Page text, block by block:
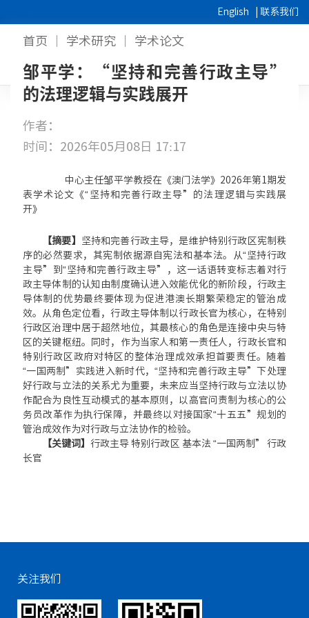
English 联系我们
首页 学术研究 学术论文
邹平学：“坚持和完善行政主导”
的法理逻辑与实践展开
作者：
时间：2026年05月08日 17:17
中心主任邹平学教授在《澳门法学》2026年第1期发
表学术论文《“坚持和完善行政主导”的法理逻辑与实践展
开》
【摘要】
坚持和完善行政主导，是维护特别行政区宪制秩
序的必然要求，其宪制依据源自宪法和基本法。从“坚持行政
主导”到“坚持和完善行政主导”，这一话语转变标志着对行
政主导体制的认知由制度确认进入效能优化的新阶段，行政主
导体制的优势最终要体现为促进港澳长期繁荣稳定的管治成
效。从角色定位看，行政主导体制以行政长官为核心，在特别
行政区治理中居于超然地位，其最核心的角色是连接中央与特
区的关键枢纽。同时，作为当家人和第一责任人，行政长官和
特别行政区政府对特区的整体治理成效承担首要责任。随着
“一国两制”实践进入新时代，“坚持和完善行政主导”下处理
好行政与立法的关系尤为重要，未来应当坚持行政与立法以协
作配合为良性互动模式的基本原则，以高官问责制为核心的公
务员改革作为执行保障，并最终以对接国家“十五五”规划的
管治成效作为对行政与立法协作的检验。
【关键词】行政主导 特别行政区 基本法 “一国两制” 行政
长官
关注我们